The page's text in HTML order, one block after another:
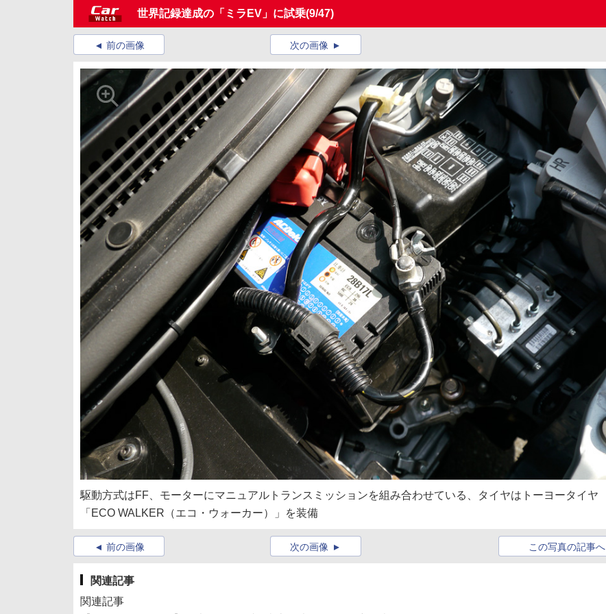
世界記録達成の「ミラEV」に試乗(9/47)
前の画像 次の画像
駆動方式はFF、モーターにマニュアルトランスミッションを組み合わせている、タイヤはトーヨータイヤ
「ECO WALKER（エコ・ウォーカー）」を装備
前の画像 この写真の記事へ
次の画像
関連記事
関連記事